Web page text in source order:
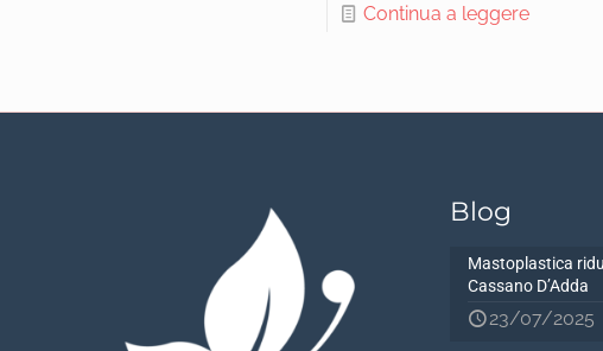
Continua a leggere
Blog
Mastoplastica
Cassano D’Adda
23/07/2025